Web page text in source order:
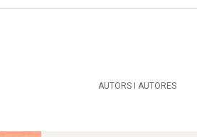
AUTORS I AUTORES